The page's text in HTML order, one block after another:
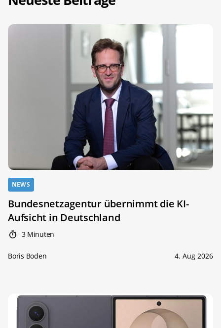
NEWS
Bundesnetzagentur übernimmt die KI-
Aufsicht in Deutschland
3 Minuten
Boris Boden 4. Aug 2026